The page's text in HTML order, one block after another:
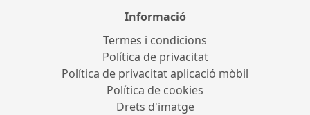
Informació
Termes i condicions
Política de privacitat
Política de privacitat aplicació mòbil
Política de cookies
Drets d'imatge